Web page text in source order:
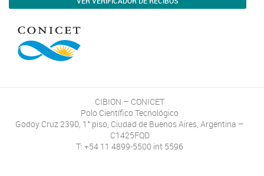
CIBION – CONICET
Polo Científico Tecnológico
Godoy Cruz 2390, 1° piso, Ciudad de Buenos Aires, Argentina –
C1425FQD
T: +54 11 4899-5500 int 5596